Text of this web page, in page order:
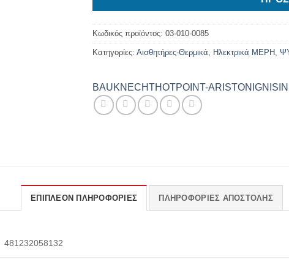
Κωδικός προϊόντος: 03-010-0085
Κατηγορίες: Αισθητήρες-Θερμικά Ηλεκτρικά ΜΕΡΗ
BAUKNECHTHOTPOINT-ARISTON IGNIS
ΕΠΙΠΛΈΟΝ ΠΛΗΡΟΦΟΡΊΕΣ ΠΛΗΡΟΦΟΡΊΕΣ ΑΠΟΣΤΟΛΉΣ
481232058132